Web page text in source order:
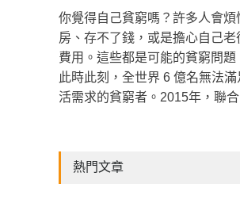
你覺得自己貧窮嗎？許多人會煩
房、存不了錢，或是擔心自己老
費用。這些都是可能的貧窮問題
此時此刻，全世界 6 億名無法滿
活需求的貧窮者。2015年，聯
標，主要希望消除世界各地所有
熱門文章